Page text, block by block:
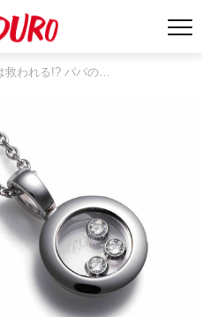
救われる!? パパの…